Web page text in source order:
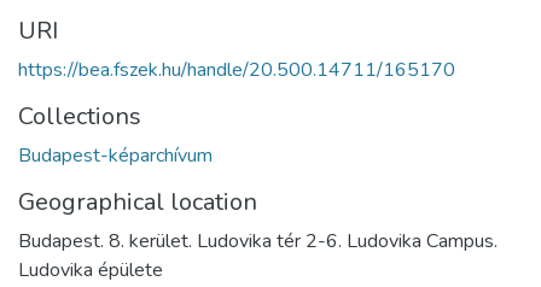
URI
https://bea.fszek.hu/handle/20.500.14711/165170
Collections
Budapest-képarchívum
Geographical location
Budapest. 8. kerület. Ludovika tér 2-6. Ludovika Campus.
Ludovika épülete